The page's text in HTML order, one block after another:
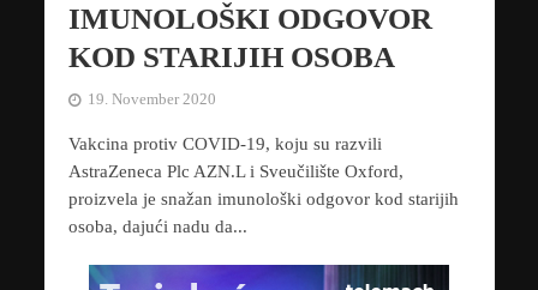
IMUNOLOŠKI ODGOVOR
KOD STARIJIH OSOBA
19. November 2020
Vakcina protiv COVID-19, koju su razvili
AstraZeneca Plc AZN.L i Sveučilište Oxford,
proizvela je snažan imunološki odgovor kod starijih
osoba, dajući nadu da...